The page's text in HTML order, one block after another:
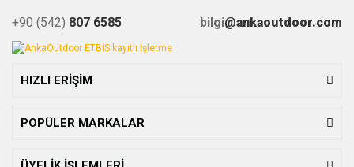
+90 (542) 807 6585 bilgi@ankaoutdoor.com
HIZLI ERİŞİM
POPÜLER MARKALAR